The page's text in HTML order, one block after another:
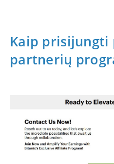
Kaip prisijungti
partnerių